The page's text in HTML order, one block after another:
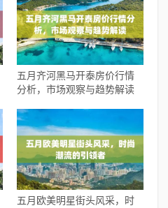
五月齐河黑马开泰房价行情
分析，市场观察与趋势解读
五月欧美明星街头风采，时